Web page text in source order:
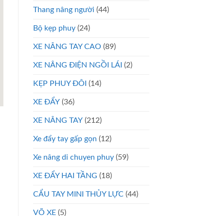
Thang nâng người (44)
Bộ kẹp phuy (24)
XE NÂNG TAY CAO (89)
XE NÂNG ĐIỆN NGỒI LÁI (2)
KẸP PHUY ĐÔI (14)
XE ĐẨY (36)
XE NÂNG TAY (212)
Xe đẩy tay gấp gọn (12)
Xe nâng di chuyen phuy (59)
XE ĐẨY HAI TẦNG (18)
CẨU TAY MINI THỦY LỰC (44)
VÕ XE (5)